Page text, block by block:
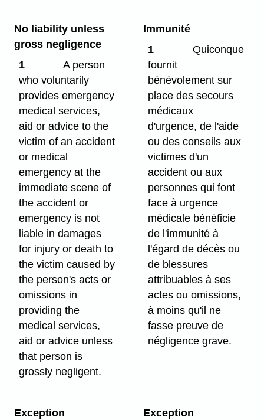
No liability unless
gross negligence
1
A person
who voluntarily
provides emergency
medical services,
aid or advice to the
victim of an accident
or medical
emergency at the
immediate scene of
the accident or
emergency is not
liable in damages
for injury or death to
the victim caused by
the person's acts or
omissions in
providing the
medical services,
aid or advice unless
that person is
grossly negligent.
Immunité
1
Quiconque
fournit
bénévolement sur
place des secours
médicaux
d'urgence, de l'aide
ou des conseils aux
victimes d'un
accident ou aux
personnes qui font
face à urgence
médicale bénéficie
de l'immunité à
l'égard de décès ou
de blessures
attribuables à ses
actes ou omissions,
à moins qu'il ne
fasse preuve de
négligence grave.
Exception
Exception